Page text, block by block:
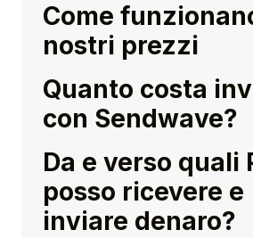
Come
nostri prezzi
Quanto costa
con Sendwave?
Da e verso quali
posso ricevere e
inviare denaro?